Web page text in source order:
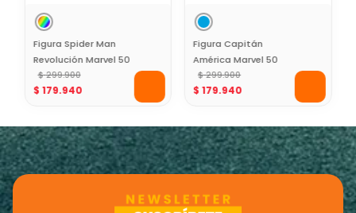
Figura Spider Man
Revolución Marvel 50
Cms
$ 299.900
$ 179.940
Figura Capitán
América Marvel 50
Cms
$ 299.900
$ 179.940